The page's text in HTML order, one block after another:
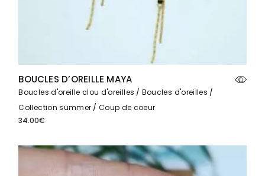
BOUCLES D’OREILLE MAYA
Boucles d'oreille clou d'oreilles
Boucles d'oreilles
Collection summer
Coup de coeur
34.00€